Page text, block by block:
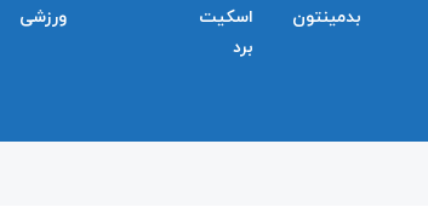
بدمينتون
اسکیت
برد
ورزشی